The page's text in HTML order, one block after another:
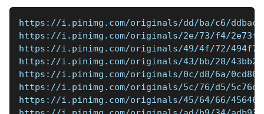
https://i.pinimg.com/originals/dd/ba/c6/
https://i.pinimg.com/originals/2e/73/f4/
https://i.pinimg.com/originals/49/4f/72/
https://i.pinimg.com/originals/43/bb/28/
https://i.pinimg.com/originals/0c/d8/6a/
https://i.pinimg.com/originals/5c/76/d5/
https://i.pinimg.com/originals/45/64/66/